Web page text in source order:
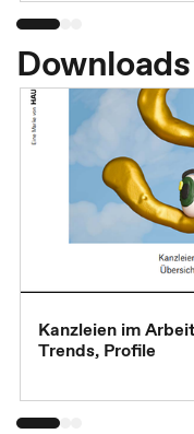
Downloads
Kanzleien im
Trends, Profile